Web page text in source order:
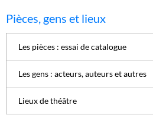
Pièces, gens et lieux
Les pièces : essai de catalogue
Les gens : acteurs, auteurs et autres
Lieux de théâtre